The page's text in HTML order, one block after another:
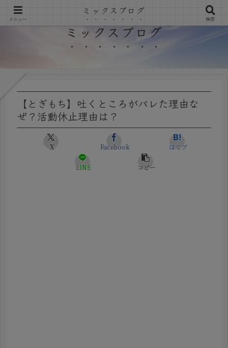
ミックスブログ
【とぎもち】吐くところがバレた理由な
ぜ？活動休止理由は？
X Facebook はてブ
LINE コピー
メニュー
ミックスブログ
検索